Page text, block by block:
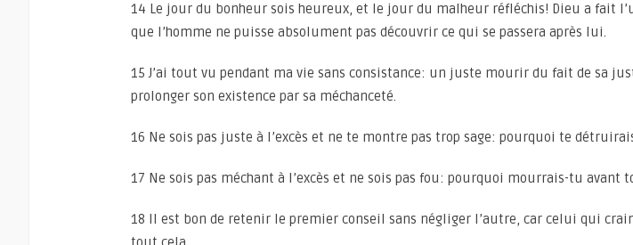
14 Le jour du bonheur sois heureux, et le jour du malheur réfléchis! Dieu a fait
que l’homme ne puisse absolument pas découvrir ce qui se passera après lui.
15 J’ai tout vu pendant ma vie sans consistance: un juste mourir du fait de sa
prolonger son existence par sa méchanceté.
16 Ne sois pas juste à l’excès et ne te montre pas trop sage: pourquoi te
17 Ne sois pas méchant à l’excès et ne sois pas fou: pourquoi mourrais-tu avant
18 Il est bon de retenir le premier conseil sans négliger l’autre, car celui qui